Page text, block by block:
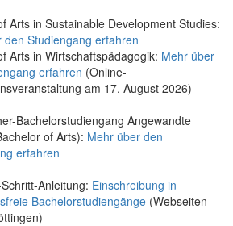
Arts in Sustainable Development Studies:
den Studiengang erfahren
Arts in Wirtschaftspädagogik: Mehr über
erfahren (Online-
am 17. August 2026)
Bachelorstudiengang Angewandte
of Arts): Mehr über den
erfahren
Anleitung: Einschreibung in
Bachelorstudiengänge (Webseiten